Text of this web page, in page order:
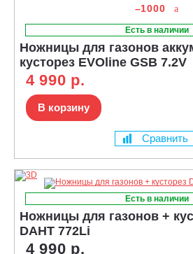
–1000
Есть в наличии
Ножницы для газонов
кусторез EVOline GSB 7.2V
4 990 р.
В корзину
Сравнить
Есть в наличии
Ножницы для газонов +
DAHT 772Li
4 990 р.